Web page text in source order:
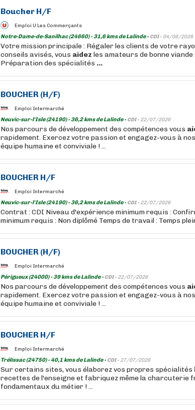
Boucher H/F
Emploi U Les Commerçants
Notre-Dame-de-Sanilhac (24660) - 31,6 kms de Lalinde -CDI - 04/08/2026
Votre mission principale : Régaler les clients de votre
conseils avisés, vous aidez les amateurs de bonne
Préparation des spécialités ...
BOUCHER (H/F)
Emploi Intermarché
Neuvic-sur-l'Isle (24190) - 36,2 kms de Lalinde -CDI - 22/07/2026
Nos parcours de développement des compétences vous
rapidement. Exercez votre passion et engagez-vous à
équipe humaine et conviviale ! ...
BOUCHER H/F
Emploi Intermarché
Neuvic-sur-l'Isle (24190) - 36,2 kms de Lalinde -CDI - 22/07/2026
Contrat : CDI Niveau d'expérience minimum requis :
minimum requis : Non diplômé Temps de travail : Temps
BOUCHER (H/F)
Emploi Intermarché
Périgueux (24000) - 39 kms de Lalinde -CDI - 22/07/2026
Nos parcours de développement des compétences vous
rapidement. Exercez votre passion et engagez-vous à
équipe humaine et conviviale ! ...
BOUCHER H/F
Emploi Intermarché
Trélissac (24750) - 40,1 kms de Lalinde -CDI - 27/07/2026
Sur certains sites, vous élaborez vos propres spécialités
recettes de l'enseigne et fabriquez même la charcuterie
fondamentaux du métier ! ...